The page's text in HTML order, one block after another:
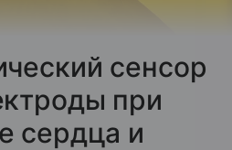
сенсор
при
сердца и